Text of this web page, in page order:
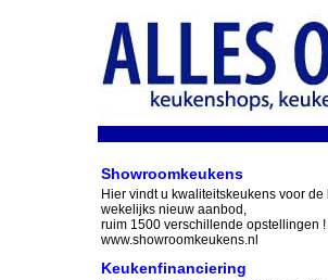
Showroomkeukens
Hier vindt u kwaliteitskeukens voor
wekelijks nieuw aanbod,
ruim 1500 verschillende opstellingen !
www.showroomkeukens.nl
Keukenfinanciering